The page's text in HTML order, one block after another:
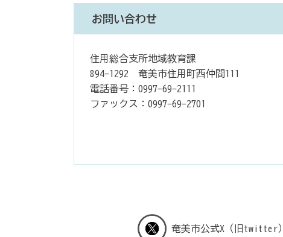
お問い合わせ
住用総合支所地域教育課
894-1292 奄美市住用町西仲間111
電話番号：0997-69-2111
ファックス：0997-69-2701
奄美市公式X（旧twitter）